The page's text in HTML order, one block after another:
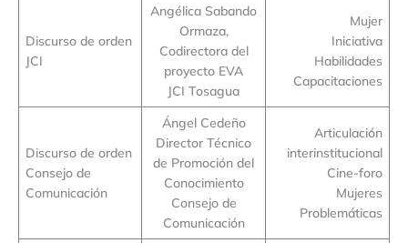
Discurso de orden
JCI
Angélica Sabando
Ormaza,
Codirectora del
proyecto EVA
JCI Tosagua
Mujer
Iniciativa
Habilidades
Capacitaciones
Discurso de orden
Consejo de
Comunicación
Ángel Cedeño
Director Técnico
de Promoción del
Conocimiento
Consejo de
Comunicación
Articulación
interinstitucional
Cine-foro
Mujeres
Problemáticas